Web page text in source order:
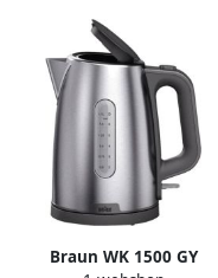
Braun WK 1500 GY